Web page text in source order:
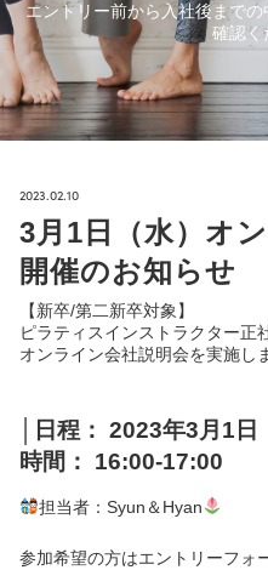
エントリー前から入社後まで
確認く
2023.02.10
3月1日（水）オ
開催のお知らせ
【新卒/第二新卒対象】
ピラティスインストラクター正
オンライン会社説明会を実施し
│日程： 2023年3月1日
時間： 16:00-17:00
担当者：Syun＆Hyan
参加希望の方はエントリーフォ